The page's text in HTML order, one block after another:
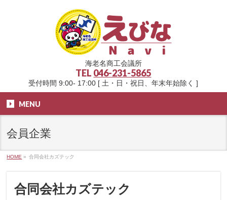
海老名商工会議所
TEL 046-231-5865
受付時間 9:00- 17:00 [ 土・日・祝日、年末年始除く ]
MENU
会員企業
HOME » 合同会社カズテック
合同会社カズテック